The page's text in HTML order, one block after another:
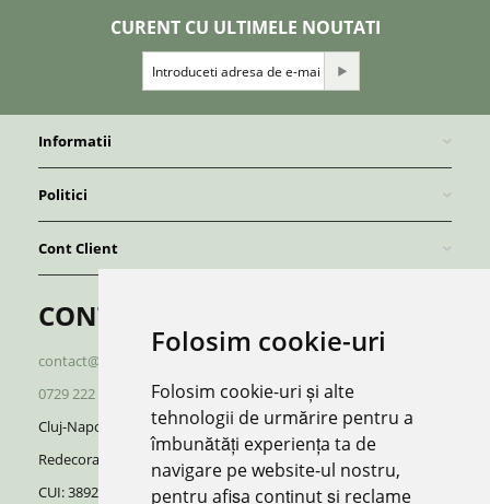
Folosim cookie-uri
Folosim cookie-uri și alte
tehnologii de urmărire pentru a
îmbunătăți experiența ta de
navigare pe website-ul nostru,
pentru afișa conținut și reclame
CURENT CU ULTIMELE NOUTATI
Informatii
Politici
Cont Client
CONTACT
contact@redboutique.ro
0729 222 920
0729 222 521
Cluj-Napoca | Romania
Redecorate S.R.L.
CUI: 38928370, J12/696/2018